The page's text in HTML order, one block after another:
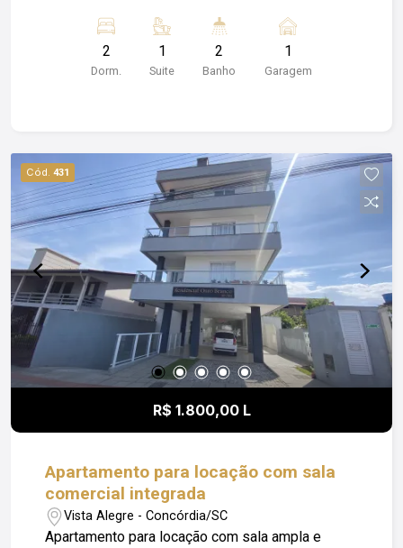
com uma localização estratégica a poucos
passos do novo Hospital da Unimed e com vista
privilegiada. Características do imóvel: * 2
padrão: * Piscina; * Academia; * Salões de festas
equipados; * Ambientes planejados para bem-
estar e lazer. Localização privilegiada: Viva em
um ambiente que une natureza, conforto e
praticidade, perfeito para quem busca qualidade
de vida com fácil acesso ao centro e aos
principais serviços da cidade. Agende sua visita
e venha conhecer esse verdadeiro refúgio
urbano! Seu novo lar espera por você! *A leitura
de Água e Gás é individual e não está inclusa no
valor de condomínio anunciado. Obs: Além do
valor de aluguel o locatário fica responsável pelo
pagamento de Condomínio; Luz; IPTU e Seguro
2
Dorm.
1
Suite
2
Banho
1
Garagem
Cód. 431
R$ 1.800,00 L
Apartamento para locação com sala
comercial integrada
Vista Alegre - Concórdia/SC
Apartamento para locação com sala ampla e